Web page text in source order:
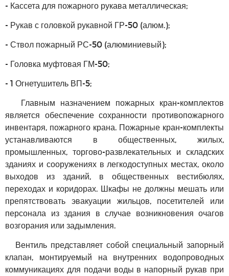
- Кассета для пожарного рукава металлическая;
- Рукав с головкой рукавной ГР-50 (алюм.);
- Ствол пожарный РС-50 (алюминиевый);
- Головка муфтовая ГМ-50;
- 1 Огнетушитель ВП-5;
Главным назначением пожарных кран-комплектов
является обеспечение сохранности противопожарного
инвентаря, пожарного крана. Пожарные кран-комплекты
устанавливаются в общественных, жилых,
промышленных, торгово-развлекательных и складских
зданиях и сооружениях в легкодоступных местах, около
выходов из зданий, в общественных вестибюлях,
переходах и коридорах. Шкафы не должны мешать или
препятствовать эвакуации жильцов, посетителей или
персонала из здания в случае возникновения очагов
возгорания или задымления.
Вентиль представляет собой специальный запорный
клапан, монтируемый на внутренних водопроводных
коммуникациях для подачи воды в напорный рукав при